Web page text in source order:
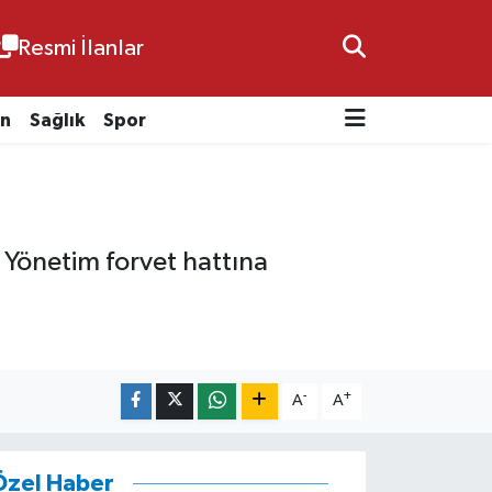
Resmi İlanlar
Sağlık Spor
forvet hattına
A- A+
Haber